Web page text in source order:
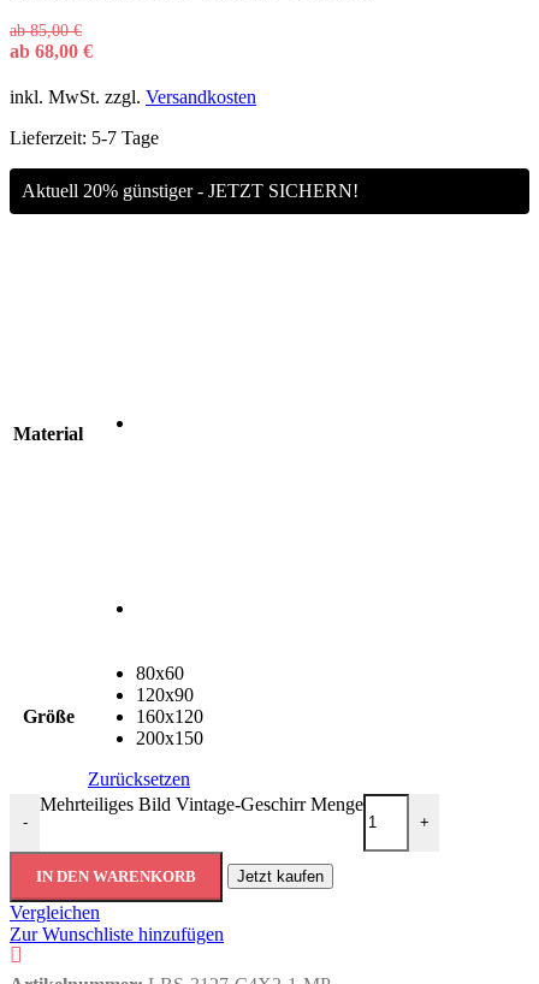
ab85,00€
ab 68,00 €
inkl. MwSt. zzgl. Versandkosten
Lieferzeit: 5-7 Tage
Aktuell 20% günstiger - JETZT SICHERN!
Material
Größe
80x60
120x90
160x120
200x150
Zurücksetzen
-
Mehrteiliges Bild Vintage-Geschirr Menge
+
IN DEN WARENKORB Jetzt kaufen
Vergleichen
Zur Wunschliste hinzufügen